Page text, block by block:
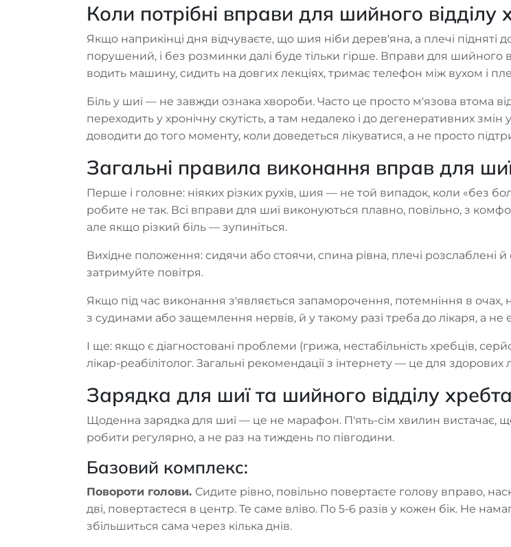
Коли потрібні вправи для шийного відділу
Якщо наприкінці дня відчуваєте, що шия ніби дерев'яна, а плечі підняті
порушений, і без розминки далі буде тільки гірше. Вправи для шийного
водить машину, сидить на довгих лекціях, тримає телефон між вухом і
Біль у шиї — не завжди ознака хвороби. Часто це просто м'язова втома
переходить у хронічну скутість, а там недалеко і до дегенеративних
доводити до того моменту, коли доведеться лікуватися, а не просто
Загальні правила виконання вправ для
Перше і головне: ніяких різких рухів, шия — не той випадок, коли «без
робите не так. Всі вправи для шиї виконуються плавно, повільно, з
але якщо різкий біль — зупиніться.
Вихідне положення: сидячи або стоячи, спина рівна, плечі розслаблені
затримуйте повітря.
Якщо під час виконання з'являється запаморочення, потемніння в
з судинами або защемлення нервів, й у такому разі треба до лікаря, а не
І ще: якщо є діагностовані проблеми (грижа, нестабільність хребців,
лікар-реабілітолог. Загальні рекомендації з інтернету — це для
Зарядка для шиї та шийного відділу
Щоденна зарядка для шиї — це не марафон. П'ять-сім хвилин вистачає,
робити регулярно, а не раз на тиждень по півгодини.
Базовий комплекс:
Повороти голови. Сидите рівно, повільно повертаєте голову вправо,
дві, повертаєтеся в центр. Те саме вліво. По 5-6 разів у кожен бік. Не
збільшиться сама через кілька днів.